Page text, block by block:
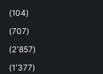
(104)
(707)
(2٬857)
(1٬377)